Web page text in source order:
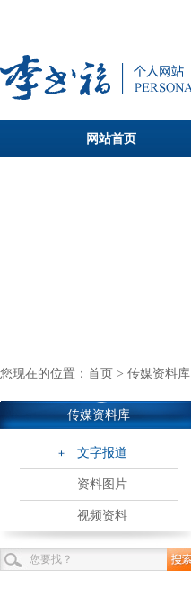
网站首页
您现在的位置： 首页 > 传媒资料库
传媒资料库
文字报道
资料图片
视频资料